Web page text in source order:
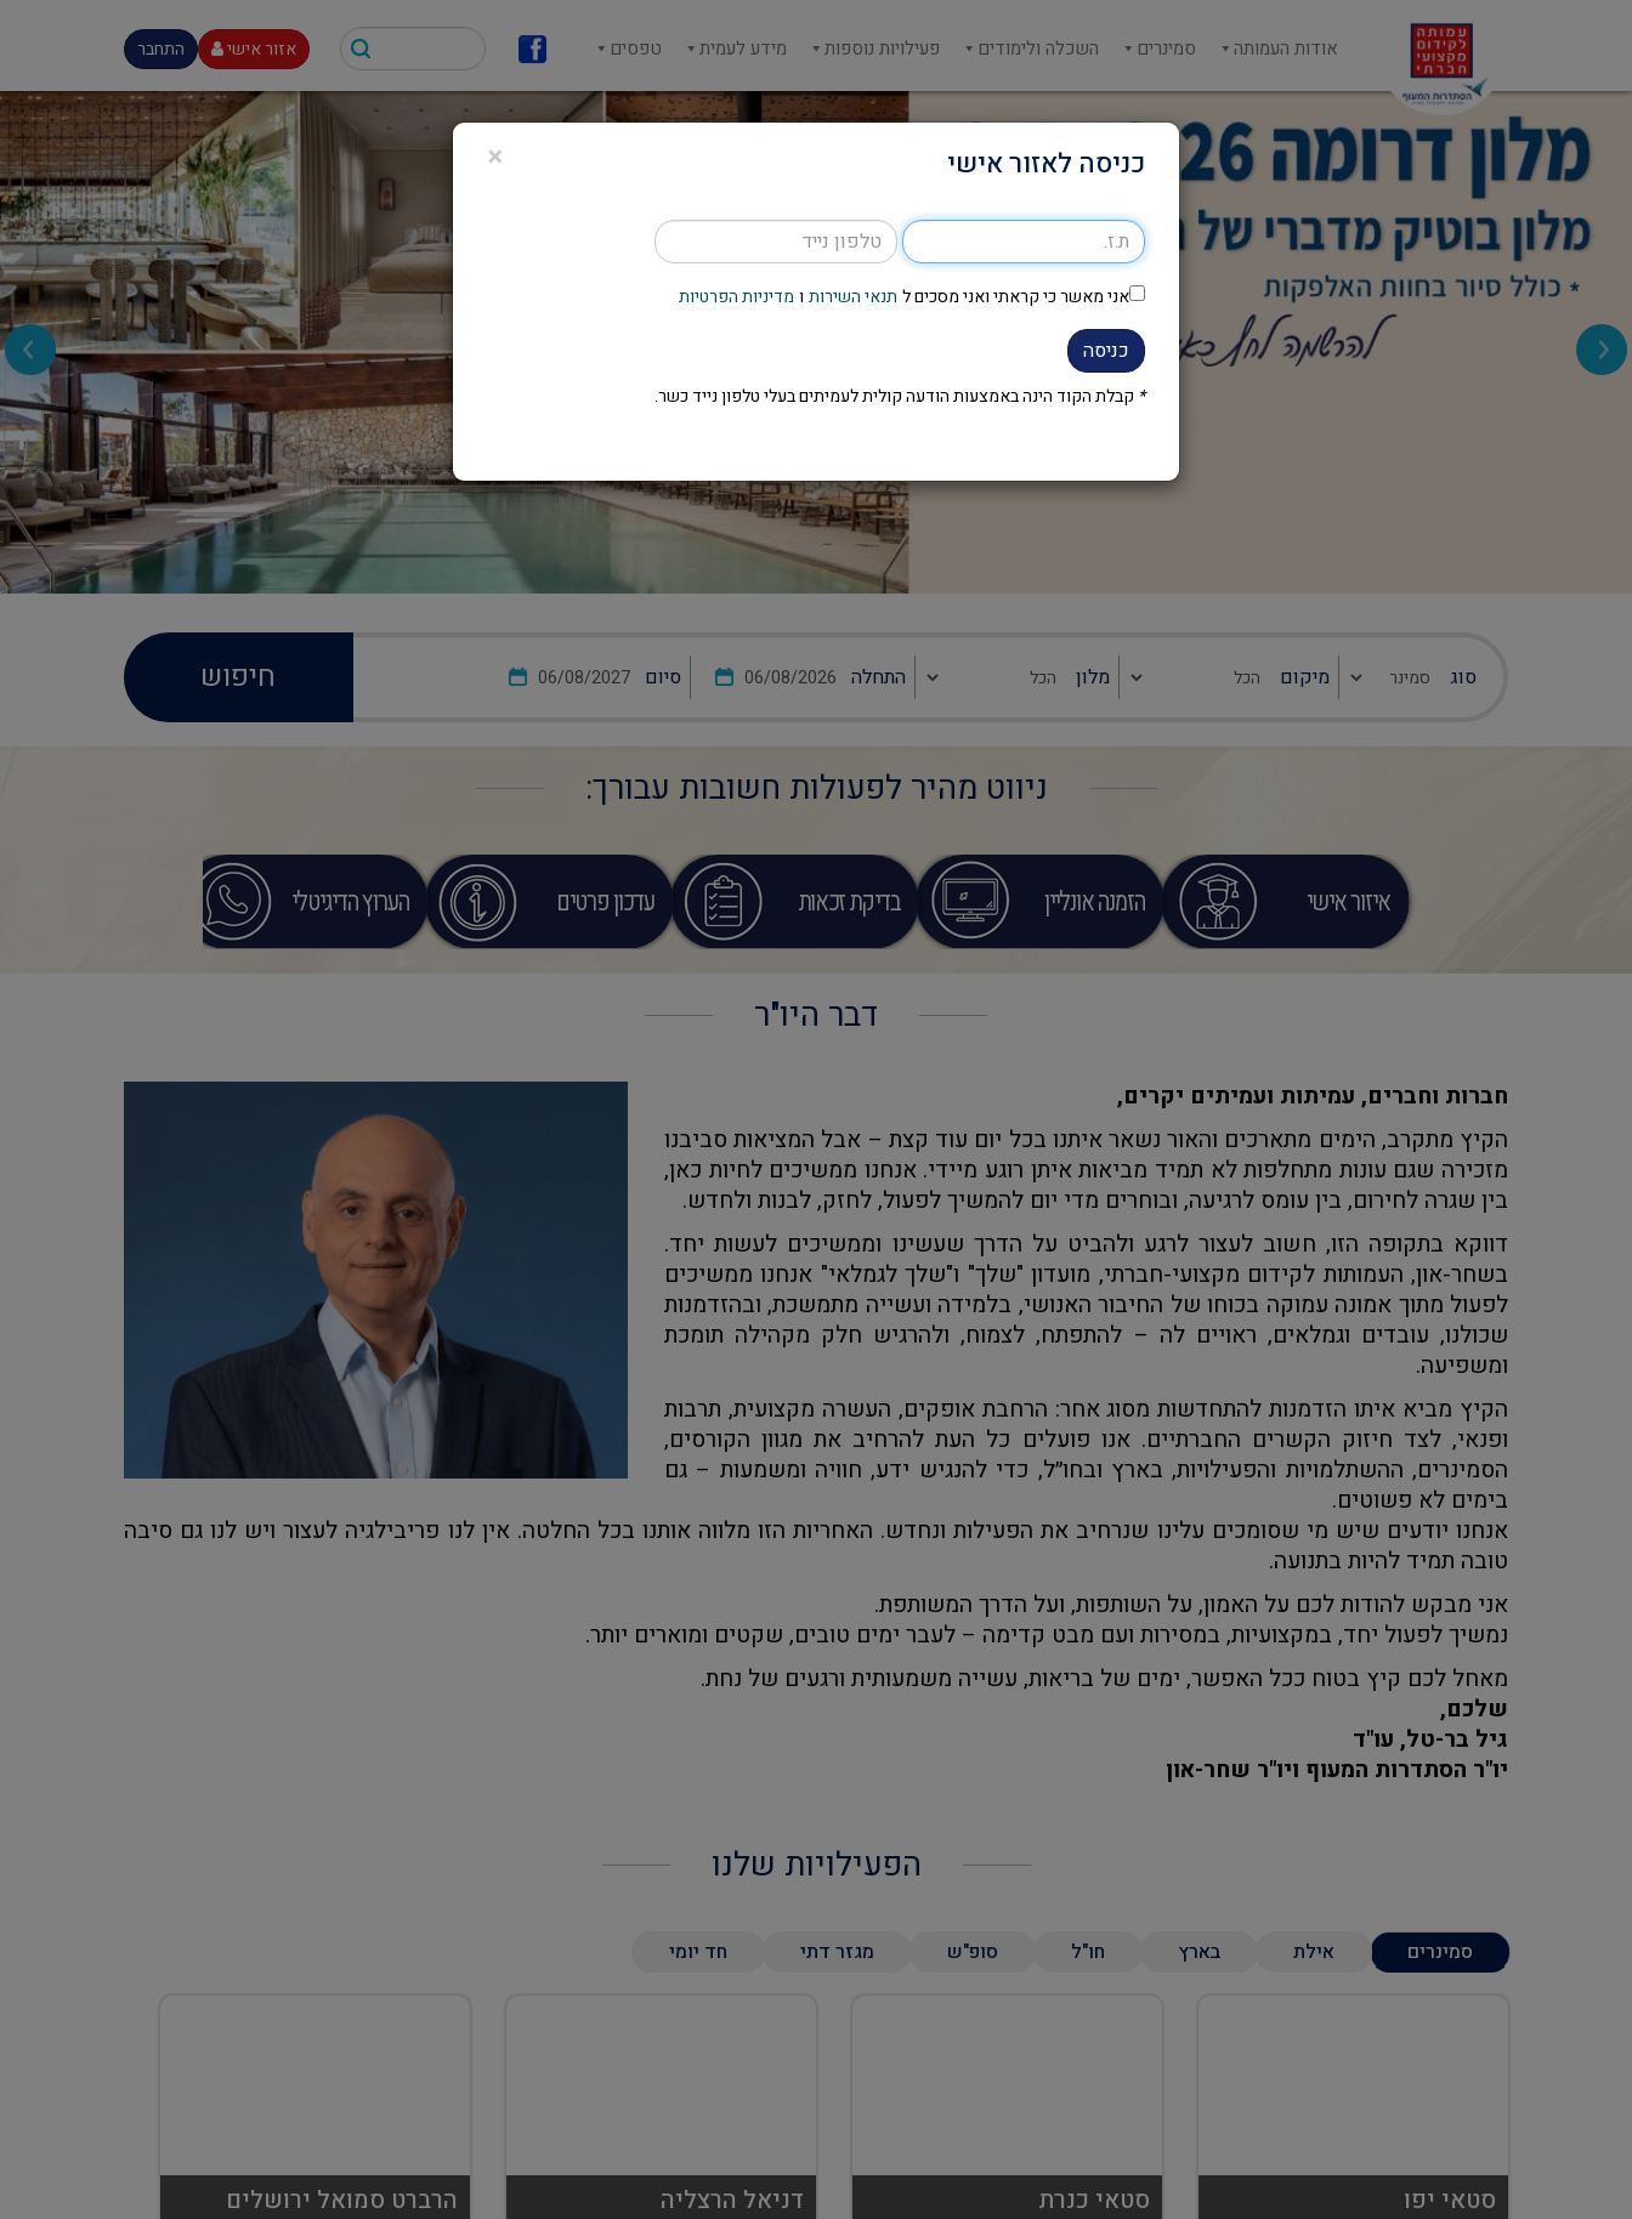
אודות העמותה סמינרים השכלה ולימודים פעילויות נוספות מידע לעמית טפסים אזור אישי התחבר
סוג מיקום מלון התחלה סיום חיפוש
ניווט מהיר לפעולות חשובות עבורך:
איזור אישי הזמנה אונליין בדיקת זכאות עדכון פרטים הערוץ הדיגיטלי
דבר היו"ר
חברות וחברים, עמיתות ועמיתים יקרים,
הקיץ מתקרב, הימים מתארכים והאור נשאר איתנו בכל יום עוד קצת – אבל המציאות סביבנו
מזכירה שגם עונות מתחלפות לא תמיד מביאות איתן רוגע מיידי. אנחנו ממשיכים לחיות כאן,
בין שגרה לחירום, בין עומס לרגיעה, ובוחרים מדי יום להמשיך לפעול, לחזק, לבנות ולחדש.
דווקא בתקופה הזו, חשוב לעצור לרגע ולהביט על הדרך שעשינו וממשיכים לעשות יחד.
בשחר-און, העמותות לקידום מקצועי-חברתי, מועדון "שלך" ו"שלך לגמלאי" אנחנו ממשיכים
לפעול מתוך אמונה עמוקה בכוחו של החיבור האנושי, בלמידה ועשייה מתמשכת, ובהזדמנות
שכולנו, עובדים וגמלאים, ראויים לה – להתפתח, לצמוח, ולהרגיש חלק מקהילה תומכת
ומשפיעה.
הקיץ מביא איתו הזדמנות להתחדשות מסוג אחר: הרחבת אופקים, העשרה מקצועית, תרבות
ופנאי, לצד חיזוק הקשרים החברתיים. אנו פועלים כל העת להרחיב את מגוון הקורסים,
הסמינרים, ההשתלמויות והפעילויות, בארץ ובחו״ל, כדי להנגיש ידע, חוויה ומשמעות – גם
בימים לא פשוטים.
אנחנו יודעים שיש מי שסומכים עלינו שנרחיב את הפעילות ונחדש. האחריות הזו מלווה אותנו בכל החלטה. אין לנו פריבילגיה לעצור ויש לנו גם סיבה
טובה תמיד להיות בתנועה.
אני מבקש להודות לכם על האמון, על השותפות, ועל הדרך המשותפת.
נמשיך לפעול יחד, במקצועיות, במסירות ועם מבט קדימה – לעבר ימים טובים, שקטים ומוארים יותר.
מאחל לכם קיץ בטוח ככל האפשר, ימים של בריאות, עשייה משמעותית ורגעים של נחת.
שלכם,
גיל בר-טל, עו"ד
יו"ר הסתדרות המעוף ויו"ר שחר-און
הפעילויות שלנו
סמינרים אילת בארץ חו"ל סופ"ש מגזר דתי חד יומי
סטאי יפו סטאי כנרת דניאל הרצליה הרברט סמואל ירושלים
× כניסה לאזור אישי
אני מאשר כי קראתי ואני מסכים ל תנאי השירות ו מדיניות הפרטיות
כניסה
* קבלת הקוד הינה באמצעות הודעה קולית לעמיתים בעלי טלפון נייד כשר.